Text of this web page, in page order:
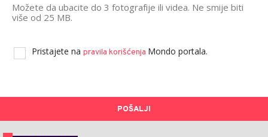
Možete da ubacite do 3 fotografije ili videa. Ne smije biti
više od 25 MB.
Pristajete na pravila korišćenja Mondo portala.
POŠALJI